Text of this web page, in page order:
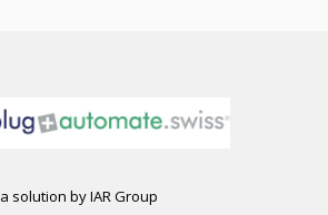
a solution by IAR Group